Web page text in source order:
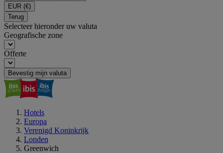
EUR (€)
Terug
Selecteer hieronder uw valuta
Geografische zone
Offerte
Bevestig mijn valuta
Hotels
Europa
Verenigd Koninkrijk
Londen
Greenwich